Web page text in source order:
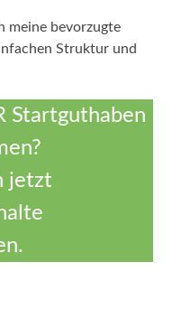
meine bevorzugte
Struktur und
Startguthaben
jetzt